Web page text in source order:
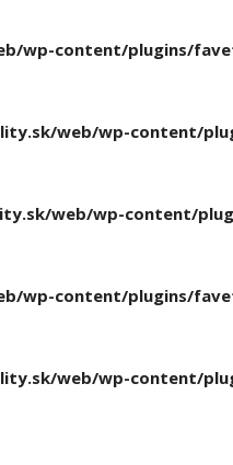
wp-content/plugins/
web/wp-content/
web/wp-content/
wp-content/plugins/
web/wp-content/